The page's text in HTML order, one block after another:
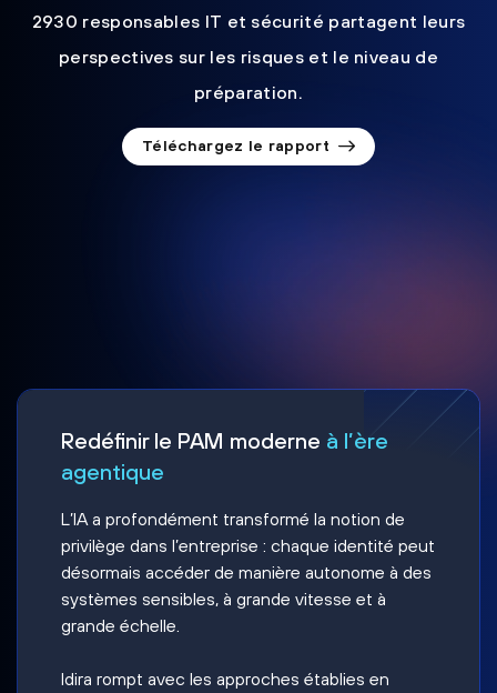
2930 responsables IT et sécurité partagent leurs
perspectives sur les risques et le niveau de
préparation.
Téléchargez le rapport
Redéfinir le PAM moderne à l’ère
agentique
L’IA a profondément transformé la notion de
privilège dans l’entreprise : chaque identité peut
désormais accéder de manière autonome à des
systèmes sensibles, à grande vitesse et à
grande échelle.
Idira rompt avec les approches établies en